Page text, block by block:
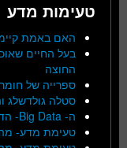
טעימות מדע
האם באמת
בעל החיים
החוצה
ספרייה של
סטלה גולדשלג
ה- Big Data- הדרך לאסוף עלינו נתונים
טעימת מדע-